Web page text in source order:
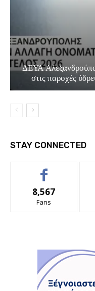
ΔΕΥΑ
στις παροχές
STAY CONNECTED
8,567
Fans